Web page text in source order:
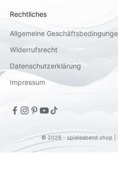
Rechtliches
Allgemeine
Widerrufsrecht
Datenschutzerklärung
Impressum
© 2026 - spieleabend.shop |